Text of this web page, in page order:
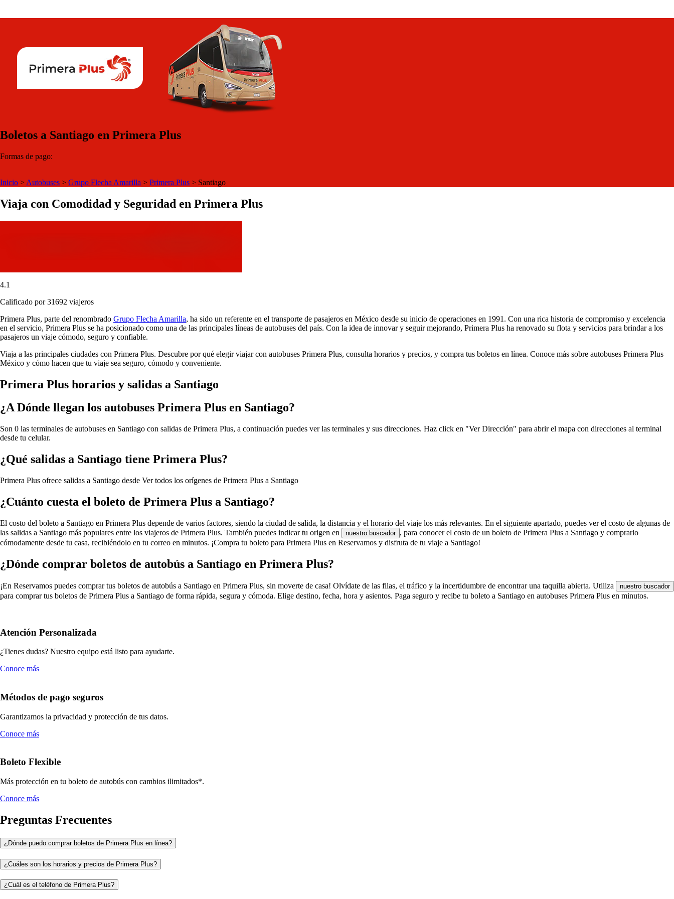
Boletos a Santiago en Primera Plus
Formas de pago:
Inicio > Autobuses > Grupo Flecha Amarilla > Primera Plus > Santiago
Viaja con Comodidad y Seguridad en Primera Plus
4.1
Calificado por 31692 viajeros
Primera Plus, parte del renombrado Grupo Flecha Amarilla, ha sido un referente en el transporte de pasajeros en México desde su inicio de operaciones en 1991. Con una rica historia de compromiso y excelencia
en el servicio, Primera Plus se ha posicionado como una de las principales líneas de autobuses del país. Con la idea de innovar y seguir mejorando, Primera Plus ha renovado su flota y servicios para brindar a los
pasajeros un viaje cómodo, seguro y confiable.
Viaja a las principales ciudades con Primera Plus. Descubre por qué elegir viajar con autobuses Primera Plus, consulta horarios y precios, y compra tus boletos en línea. Conoce más sobre autobuses Primera Plus
México y cómo hacen que tu viaje sea seguro, cómodo y conveniente.
Primera Plus horarios y salidas a Santiago
¿A Dónde llegan los autobuses Primera Plus en Santiago?
Son 0 las terminales de autobuses en Santiago con salidas de Primera Plus, a continuación puedes ver las terminales y sus direcciones. Haz click en "Ver Dirección" para abrir el mapa con direcciones al terminal
desde tu celular.
¿Qué salidas a Santiago tiene Primera Plus?
Primera Plus ofrece salidas a Santiago desde Ver todos los orígenes de Primera Plus a Santiago
¿Cuánto cuesta el boleto de Primera Plus a Santiago?
El costo del boleto a Santiago en Primera Plus depende de varios factores, siendo la ciudad de salida, la distancia y el horario del viaje los más relevantes. En el siguiente apartado, puedes ver el costo de algunas de
las salidas a Santiago más populares entre los viajeros de Primera Plus. También puedes indicar tu origen en
nuestro buscador , para conocer el costo de un boleto de Primera Plus a Santiago y comprarlo
cómodamente desde tu casa, recibiéndolo en tu correo en minutos. ¡Compra tu boleto para Primera Plus en Reservamos y disfruta de tu viaje a Santiago!
¿Dónde comprar boletos de autobús a Santiago en Primera Plus?
¡En Reservamos puedes comprar tus boletos de autobús a Santiago en Primera Plus, sin moverte de casa! Olvídate de las filas, el tráfico y la incertidumbre de encontrar una taquilla abierta. Utiliza nuestro buscador
para comprar tus boletos de Primera Plus a Santiago de forma rápida, segura y cómoda. Elige destino, fecha, hora y asientos. Paga seguro y recibe tu boleto a Santiago en autobuses Primera Plus en minutos.
Atención Personalizada
¿Tienes dudas? Nuestro equipo está listo para ayudarte.
Conoce más
Métodos de pago seguros
Garantizamos la privacidad y protección de tus datos.
Conoce más
Boleto Flexible
Más protección en tu boleto de autobús con cambios ilimitados*.
Conoce más
Preguntas Frecuentes
¿Dónde puedo comprar boletos de Primera Plus en línea?
¿Cuáles son los horarios y precios de Primera Plus?
¿Cuál es el teléfono de Primera Plus?